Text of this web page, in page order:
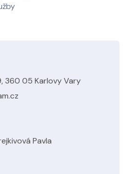
360 05 Karlovy Vary
Pavla